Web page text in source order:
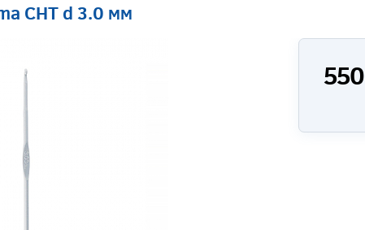
CHT d 3.0 мм
550